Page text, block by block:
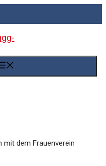
dem Frauenverein